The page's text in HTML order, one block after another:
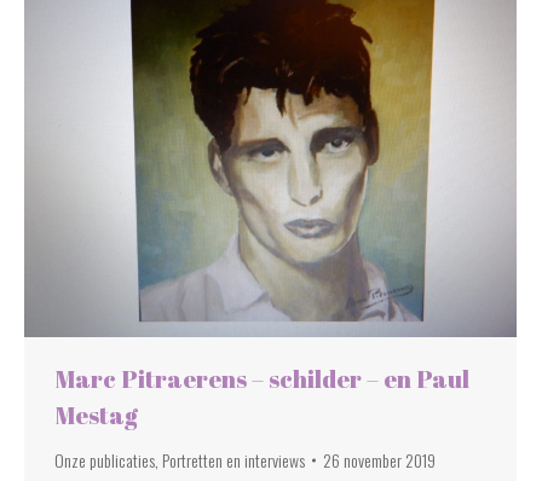
Marc Pitraerens – schilder – en Paul
Mestag
Onze publicaties Portretten en interviews 26 november 2019